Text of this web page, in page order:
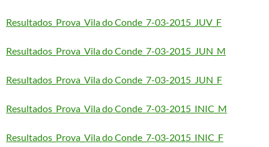
Resultados_Prova_Vila do Conde_7-03-2015_JUV_F
Resultados_Prova_Vila do Conde_7-03-2015_JUN_M
Resultados_Prova_Vila do Conde_7-03-2015_JUN_F
Resultados_Prova_Vila do Conde_7-03-2015_INIC_M
Resultados_Prova_Vila do Conde_7-03-2015_INIC_F